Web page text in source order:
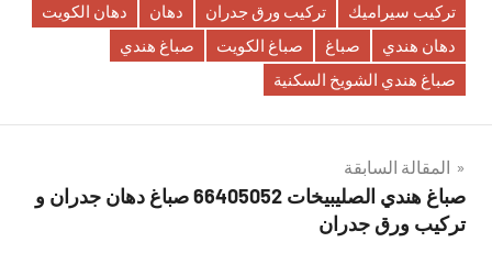
تركيب سيراميك
تركيب ورق جدران دهان
دهان الكويت
دهان هندي
صباغ صباغ الكويت
صباغ هندي
صباغ هندي الشويخ السكنية
تصفّح
المقالات
المقالة السابقة
صباغ هندي الصليبيخات 66405052 صباغ دهان جدران و
تركيب ورق جدران